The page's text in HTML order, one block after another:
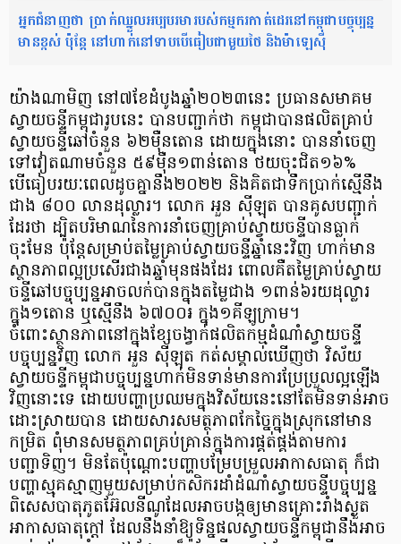
អ្នកជំនាញថា ប្រាក់ឈ្នួលអប្បបរមារបស់កម្មករកាត់ដេរនៅកម្ពុជាបច្ចុប្បន្ន
មានខ្ពស់ ប៉ុន្ដែ នៅហាក់នៅទាបបើធៀបជាមួយថៃ និងម៉ាឡេស៊ី
យ៉ាងណាមិញ នៅ៧ខែដំបូងឆ្នាំ២០២៣នេះ ប្រធានសមាគម
ស្វាយចន្ទីកម្ពុជារូបនេះ បានបញ្ជាក់ថា កម្ពុជាបានផលិតគ្រាប់
ស្វាយចន្ទីឆៅចំនួន ៦២ម៉ឺនតោន ដោយក្នុងនោះ បាននាំចេញ
ទៅវៀតណាមចំនួន ៥៩ម៉ឺន១ពាន់តោន ថយចុះជិត១៦%
បើធៀបរយៈពេលដូចគ្នានឹង២០២២ និងគិតជាទឹកប្រាក់ស្មើនឹង
ជាង ៨០០ លានដុល្លារ។ លោក អួន ស៊ីឡុត បានគូសបញ្ជាក់
ដែរថា ដ្បិតបរិមាណនៃការនាំចេញគ្រាប់ស្វាយចន្ទីបានធ្លាក់
ចុះមែន ប៉ុន្តែសម្រាប់តម្លៃគ្រាប់ស្វាយចន្ទីឆ្នាំនេះវិញ ហាក់មាន
ស្ថានភាពល្អប្រសើរជាងឆ្នាំមុនផងដែរ ពោលគឺតម្លៃគ្រាប់ស្វាយ
ចន្ទីឆៅបច្ចុប្បន្នអាចលក់បានក្នុងតម្លៃជាង ១ពាន់៦រយដុល្លារ
ក្នុង១តោន ឬស្មើនឹង ៦៧០០៛ ក្នុង១គីឡូក្រាម។
ចំពោះស្ថានភាពនៅក្នុងខ្សែចង្វាក់ផលិតកម្មដំណាំស្វាយចន្ទី
បច្ចុប្បន្នវិញ លោក អួន ស៊ីឡុត កត់សម្គាល់ឃើញថា វិស័យ
ស្វាយចន្ទីកម្ពុជាបច្ចុប្បន្នហាក់មិនទាន់មានការប្រែប្រួលល្អឡើង
វិញនោះទេ ដោយបញ្ហាប្រឈមក្នុងវិស័យនេះនៅតែមិនទាន់អាច
ដោះស្រាយបាន ដោយសារសមត្ថភាពកែច្នៃក្នុងស្រុកនៅមាន
កម្រិត ពុំមានសមត្ថភាពគ្រប់គ្រាន់ក្នុងការផ្គត់ផ្គង់តាមការ
បញ្ជាទិញ។ មិនតែប៉ុណ្តោះបញ្ហាបម្រែបម្រួលអាកាសធាតុ ក៏ជា
បញ្ហាស្មុគស្មាញមួយសម្រាប់កសិករដាំដំណាំស្វាយចន្ទីបច្ចុប្បន្ន
ពិសេសបាតុភូតអ៊ែលនីណូដែលអាចបង្កឲ្យមានគ្រោះរាំងស្ងួត
អាកាសធាតុក្តៅ ដែលនឹងនាំឱ្យទិន្នផលស្វាយចន្ទីកម្ពុជានឹងអាច